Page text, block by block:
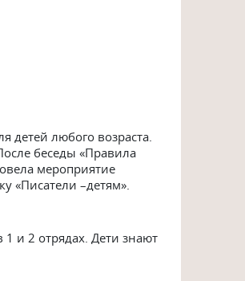
детей любого возраста.
беседы «Правила
мероприятие
«Писатели –детям».
1 и 2 отрядах. Дети знают